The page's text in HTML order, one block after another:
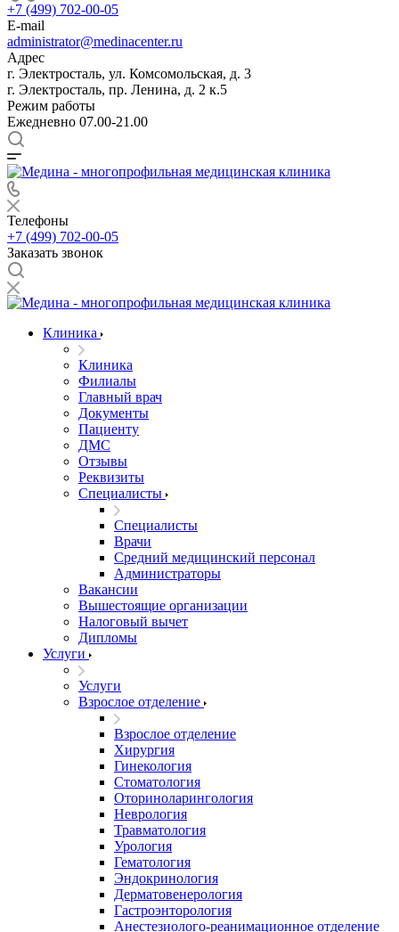
+7 (499) 702-00-05
E-mail
administrator@medinacenter.ru
Адрес
г. Электросталь, ул. Комсомольская, д. 3
г. Электросталь, пр. Ленина, д. 2 к.5
Режим работы
Ежедневно 07.00-21.00
Телефоны
+7 (499) 702-00-05
Заказать звонок
Клиника
Клиника
Филиалы
Главный врач
Документы
Пациенту
ДМС
Отзывы
Реквизиты
Специалисты
Специалисты
Врачи
Средний медицинский персонал
Администраторы
Вакансии
Вышестоящие организации
Налоговый вычет
Дипломы
Услуги
Услуги
Взрослое отделение
Взрослое отделение
Хирургия
Гинекология
Стоматология
Оториноларингология
Неврология
Травматология
Урология
Гематология
Эндокринология
Дерматовенерология
Гастроэнторология
Анестезиолого-реанимационное отделение